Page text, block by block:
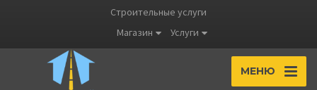
Строительные услуги
Магазин
Услуги
МЕНЮ